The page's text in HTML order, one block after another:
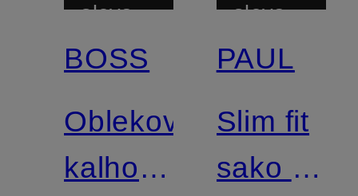
sleva
Certifikováno
Mix &
Match
BOSS
Oblekové
kalhoty
sleva
PAUL
Slim fit
sako s